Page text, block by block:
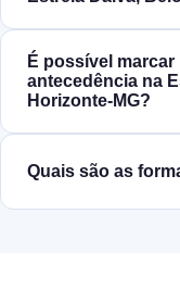
É possível
antecedência na
Horizonte‑MG?
Quais são as